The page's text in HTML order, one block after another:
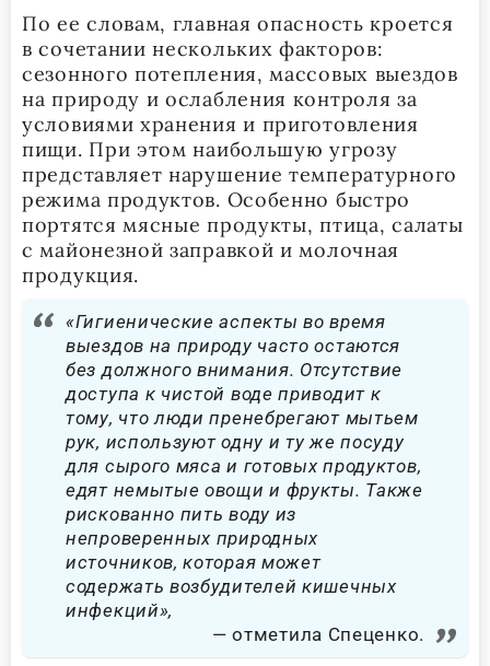
По ее словам, главная опасность кроется
в сочетании нескольких факторов:
сезонного потепления, массовых выездов
на природу и ослабления контроля за
условиями хранения и приготовления
пищи. При этом наибольшую угрозу
представляет нарушение температурного
режима продуктов. Особенно быстро
портятся мясные продукты, птица, салаты
с майонезной заправкой и молочная
продукция.
«Гигиенические аспекты во время
выездов на природу часто остаются
без должного внимания. Отсутствие
доступа к чистой воде приводит к
тому, что люди пренебрегают мытьем
рук, используют одну и ту же посуду
для сырого мяса и готовых продуктов,
едят немытые овощи и фрукты. Также
рискованно пить воду из
непроверенных природных
источников, которая может
содержать возбудителей кишечных
инфекций»,
отметила Спеценко.